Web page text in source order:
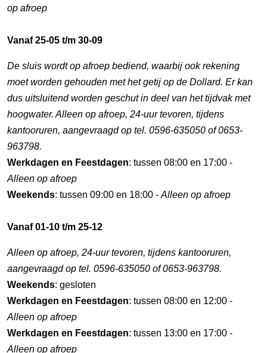
op afroep
Vanaf 25-05 t/m 30-09
De sluis wordt op afroep bediend, waarbij ook rekening
moet worden gehouden met het getij op de Dollard. Er kan
dus uitsluitend worden geschut in deel van het tijdvak met
hoogwater. Alleen op afroep, 24-uur tevoren, tijdens
kantooruren, aangevraagd op tel. 0596-635050 of 0653-
963798.
Werkdagen en Feestdagen: tussen 08:00 en 17:00 -
Alleen op afroep
Weekends: tussen 09:00 en 18:00 - Alleen op afroep
Vanaf 01-10 t/m 25-12
Alleen op afroep, 24-uur tevoren, tijdens kantooruren,
aangevraagd op tel. 0596-635050 of 0653-963798.
Weekends: gesloten
Werkdagen en Feestdagen: tussen 08:00 en 12:00 -
Alleen op afroep
Werkdagen en Feestdagen: tussen 13:00 en 17:00 -
Alleen op afroep